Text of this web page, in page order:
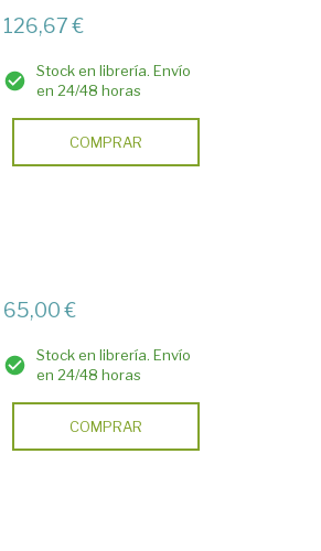
126,67 €
Stock en librería. Envío
en 24/48 horas
COMPRAR
65,00 €
Stock en librería. Envío
en 24/48 horas
COMPRAR